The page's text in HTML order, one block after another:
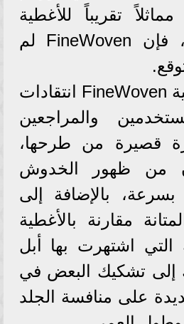
تقريباً للأغطية
الجلدية السابقة، فإن FineWoven لم
وقد واجهت أغطية FineWoven انتقادات
والمراجعين
قصيرة من طرحها،
من ظهور الخدوش
بسرعة، بالإضافة إلى
مقارنة بالأغطية
التي اشتهرت بها أبل
إلى تشكيك البعض في
على منافسة الجلد